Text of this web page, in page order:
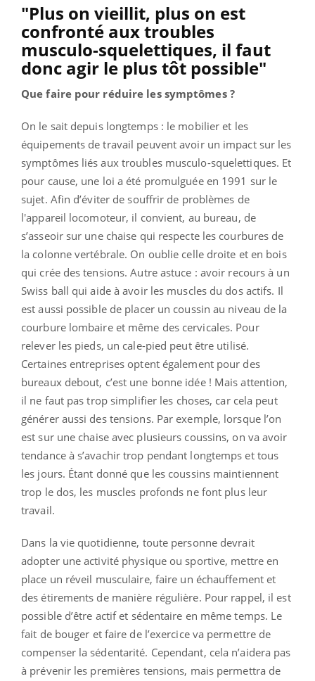
"Plus on vieillit, plus on est
confronté aux troubles
musculo-squelettiques, il faut
donc agir le plus tôt possible"
Que faire pour réduire les symptômes ?
On le sait depuis longtemps : le mobilier et les
équipements de travail peuvent avoir un impact sur les
symptômes liés aux troubles musculo-squelettiques. Et
pour cause, une loi a été promulguée en 1991 sur le
sujet. Afin d’éviter de souffrir de problèmes de
l'appareil locomoteur, il convient, au bureau, de
s’asseoir sur une chaise qui respecte les courbures de
la colonne vertébrale. On oublie celle droite et en bois
qui crée des tensions. Autre astuce : avoir recours à un
Swiss ball qui aide à avoir les muscles du dos actifs. Il
est aussi possible de placer un coussin au niveau de la
courbure lombaire et même des cervicales. Pour
relever les pieds, un cale-pied peut être utilisé.
Certaines entreprises optent également pour des
bureaux debout, c’est une bonne idée ! Mais attention,
il ne faut pas trop simplifier les choses, car cela peut
générer aussi des tensions. Par exemple, lorsque l’on
est sur une chaise avec plusieurs coussins, on va avoir
tendance à s’avachir trop pendant longtemps et tous
les jours. Étant donné que les coussins maintiennent
trop le dos, les muscles profonds ne font plus leur
travail.
Dans la vie quotidienne, toute personne devrait
adopter une activité physique ou sportive, mettre en
place un réveil musculaire, faire un échauffement et
des étirements de manière régulière. Pour rappel, il est
possible d’être actif et sédentaire en même temps. Le
fait de bouger et faire de l’exercice va permettre de
compenser la sédentarité. Cependant, cela n’aidera pas
à prévenir les premières tensions, mais permettra de